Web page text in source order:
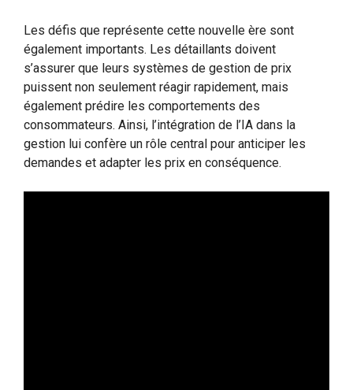
Les défis que représente cette nouvelle ère sont
également importants. Les détaillants doivent
s’assurer que leurs systèmes de gestion de prix
puissent non seulement réagir rapidement, mais
également prédire les comportements des
consommateurs. Ainsi, l’intégration de l’IA dans la
gestion lui confère un rôle central pour anticiper les
demandes et adapter les prix en conséquence.